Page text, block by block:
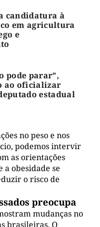
candidatura à
em agricultura
e
pode parar”,
ao oficializar
estadual
no peso e nos
podemos intervir
as orientações
obesidade se
o risco de
preocupa
mudanças no
brasileiras. O